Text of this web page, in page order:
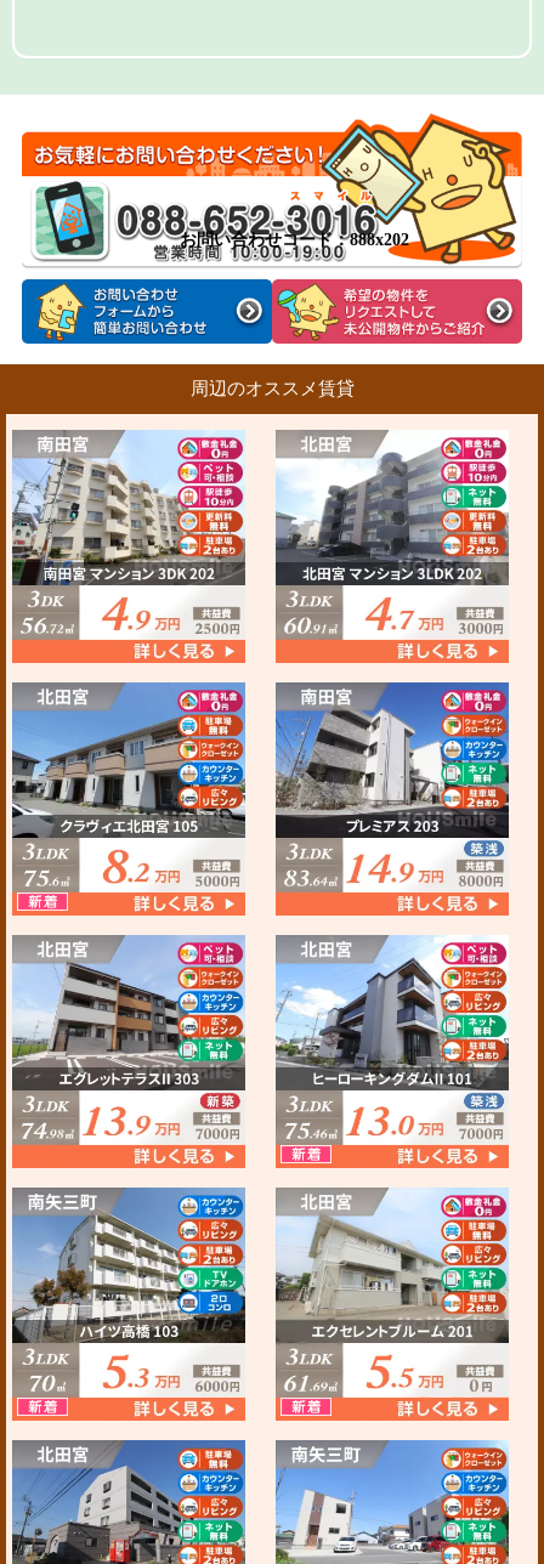
お問い合わせコード：888x202
周辺のオススメ賃貸